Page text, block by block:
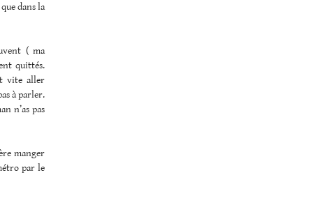
dans la
( ma
quittés.
vite aller
à parler.
n’as pas
manger
par le